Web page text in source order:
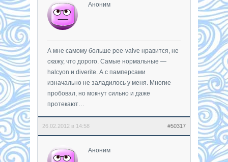
Аноним
А мне самому больше pee-valve нравится, не
скажу, что дорого. Самые нормальные —
halcyon и diverite. А с памперсами
изначально не заладилось у меня. Многие
пробовал, но мокнут сильно и даже
протекают…
26.02.2012 в 14:58 #50317
Аноним